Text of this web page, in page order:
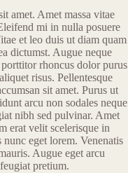
amet. Amet massa vitae
mi in nulla posuere
et leo duis ut diam quam
dictumst. Augue neque
rhoncus dolor purus
risus. Pellentesque
sit amet. Purus ut
arcu non sodales neque
nibh sed pulvinar. Amet
erat velit scelerisque in
eget lorem. Venenatis
Augue eget arcu
pretium.